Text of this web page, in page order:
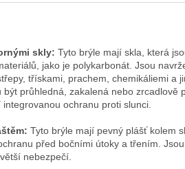
skly: Tyto brýle mají skla, která
jako je polykarbonát. Jsou
třískami, prachem, chemikáliemi a
průhledná, zakalená nebo zrcadlově
ochranu proti slunci.
Tyto brýle mají pevný plášť kolem
před bočními útoky a třením.
nebezpečí.